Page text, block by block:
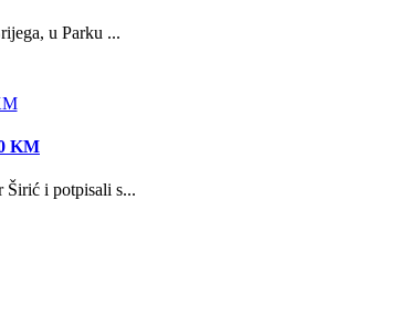
u Parku ...
KM
Širić i potpisali s...